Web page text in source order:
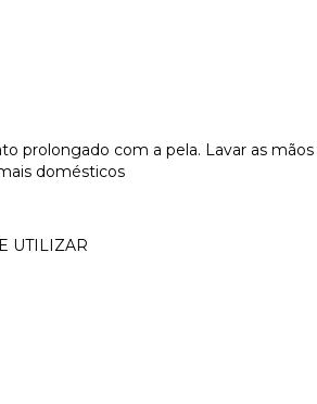
prolongado com a pela. Lavar as mãos
domésticos
UTILIZAR